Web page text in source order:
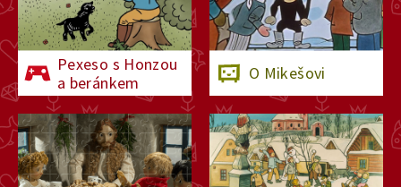
Pexeso s Honzou
a beránkem
O Mikešovi